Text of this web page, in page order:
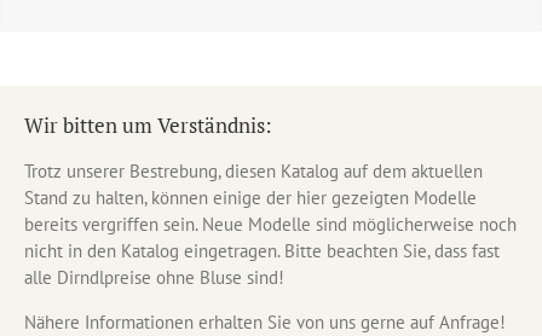
Wir bitten um Verständnis:
Trotz unserer Bestrebung, diesen Katalog auf dem aktuellen
Stand zu halten, können einige der hier gezeigten Modelle
bereits vergriffen sein. Neue Modelle sind möglicherweise noch
nicht in den Katalog eingetragen. Bitte beachten Sie, dass fast
alle Dirndlpreise ohne Bluse sind!
Nähere Informationen erhalten Sie von uns gerne auf Anfrage!